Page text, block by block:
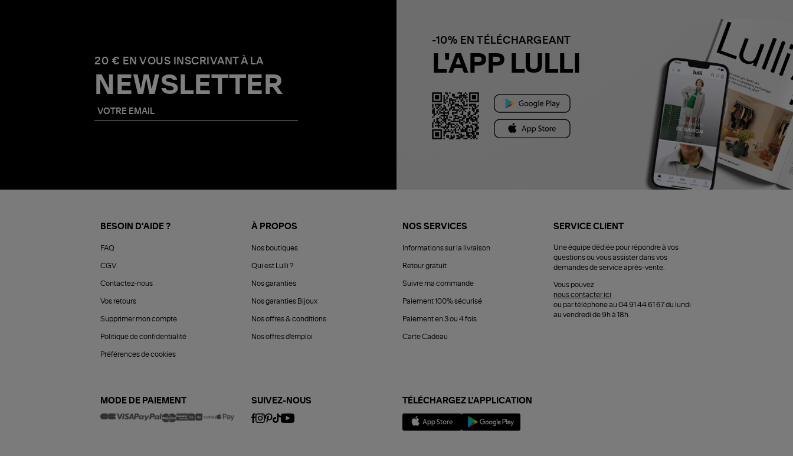
20 € EN VOUS INSCRIVANT À LA
NEWSLETTER
-10% EN TÉLÉCHARGEANT
L'APP LULLI
BESOIN D'AIDE ?
FAQ
CGV
Contactez-nous
Vos retours
Supprimer mon compte
Politique de confidentialité
Préférences de cookies
À PROPOS
Nos boutiques
Qui est Lulli ?
Nos garanties
Nos garanties Bijoux
Nos offres & conditions
Nos offres d'emploi
NOS SERVICES
Informations sur la livraison
Retour gratuit
Suivre ma commande
Paiement 100% sécurisé
Paiement en 3 ou 4 fois
Carte Cadeau
SERVICE CLIENT
Une équipe dédiée pour répondre à vos
questions ou vous assister dans vos
demandes de service après-vente.
Vous pouvez
nous contacter ici
ou par téléphone au 04 91 44 61 67 du lundi
au vendredi de 9h à 18h.
MODE DE PAIEMENT SUIVEZ-NOUS TÉLÉCHARGEZ L'APPLICATION